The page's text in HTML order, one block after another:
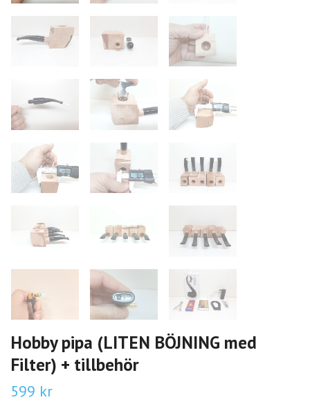
Hobby pipa (LITEN BÖJNING med
Filter) + tillbehör
599 kr